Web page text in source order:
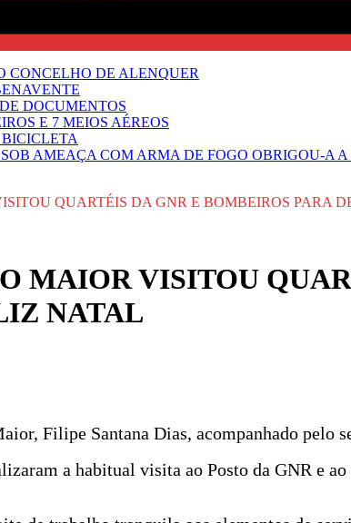
CONCELHO DE ALENQUER
DOCUMENTOS
E 7 MEIOS AÉREOS
AMEAÇA COM ARMA DE FOGO OBRIGOU-A A
QUARTÉIS DA GNR E BOMBEIROS PARA
MAIOR VISITOU
NATAL
Filipe Santana Dias, acompanhado pelo
a habitual visita ao Posto da GNR e